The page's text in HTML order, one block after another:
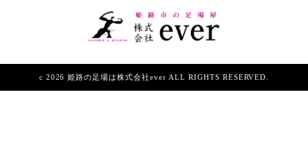
c 2026 姫路の足場は株式会社ever ALL RIGHTS RESERVED.